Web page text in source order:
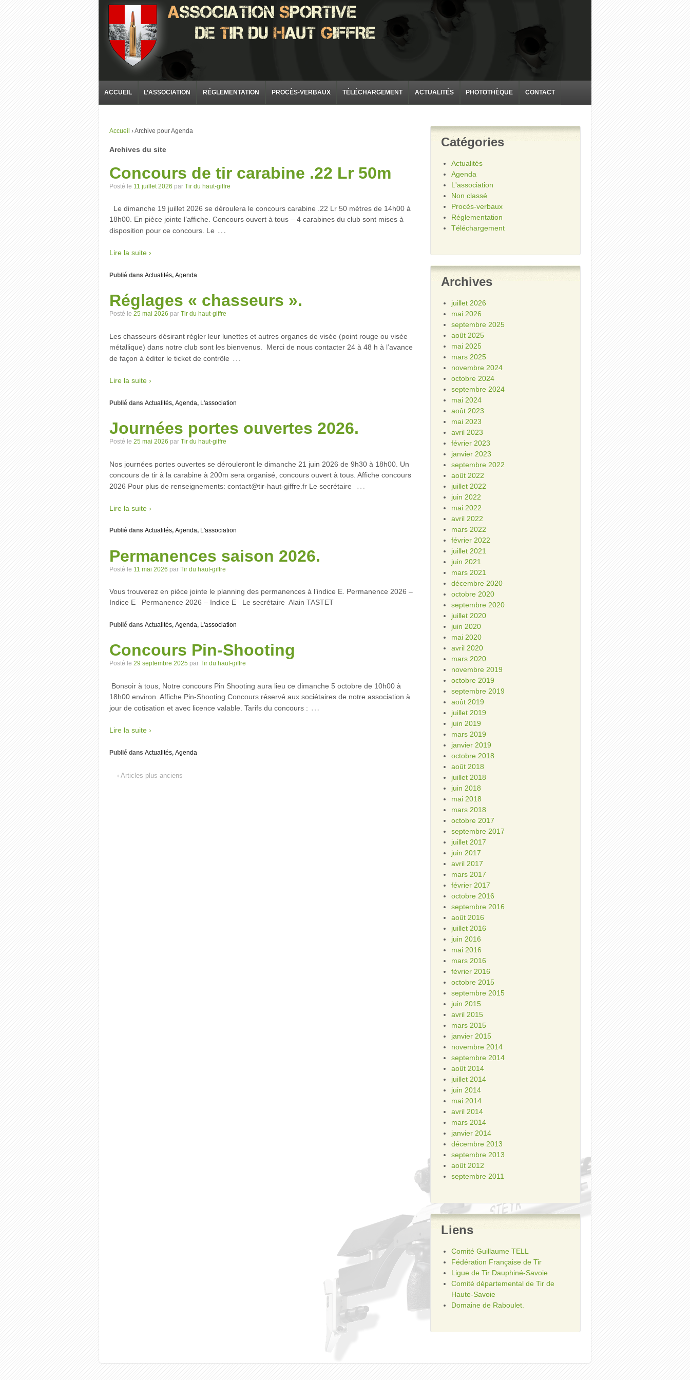
ACCUEIL L’ASSOCIATION RÉGLEMENTATION PROCÈS-VERBAUX TÉLÉCHARGEMENT ACTUALITÉS PHOTOTHÈQUE CONTACT
Accueil ›Archive pour Agenda
Archives du site
Concours de tir carabine .22 Lr 50m
Posté le 11 juillet 2026 par Tir du haut-giffre
Le dimanche 19 juillet 2026 se déroulera le concours carabine .22 Lr 50 mètres de 14h00 à
18h00. En pièce jointe l’affiche. Concours ouvert à tous – 4 carabines du club sont mises à
disposition pour ce concours. Le …
Lire la suite ›
Publié dans Actualités, Agenda
Réglages « chasseurs ».
Posté le 25 mai 2026 par Tir du haut-giffre
Les chasseurs désirant régler leur lunettes et autres organes de visée (point rouge ou visée
métallique) dans notre club sont les bienvenus. Merci de nous contacter 24 à 48 h à l’avance
de façon à éditer le ticket de contrôle …
Lire la suite ›
Publié dans Actualités, Agenda, L'association
Journées portes ouvertes 2026.
Posté le 25 mai 2026 par Tir du haut-giffre
Nos journées portes ouvertes se dérouleront le dimanche 21 juin 2026 de 9h30 à 18h00. Un
concours de tir à la carabine à 200m sera organisé, concours ouvert à tous. Affiche concours
2026 Pour plus de renseignements: contact@tir-haut-giffre.fr Le secrétaire
…
Lire la suite ›
Publié dans Actualités, Agenda, L'association
Permanences saison 2026.
Posté le 11 mai 2026 par Tir du haut-giffre
Vous trouverez en pièce jointe le planning des permanences à l’indice E. Permanence 2026 –
Indice E Permanence 2026 – Indice E Le secrétaire Alain TASTET
Publié dans Actualités, Agenda, L'association
Concours Pin-Shooting
Posté le 29 septembre 2025 par Tir du haut-giffre
⁨⁩ ⁨Bonsoir à tous, Notre concours Pin Shooting aura lieu ce dimanche 5 octobre de 10h00 à
18h00 environ. Affiche Pin-Shooting Concours réservé aux sociétaires de notre association à
jour de cotisation et avec licence valable. Tarifs du concours : …
Lire la suite ›
Publié dans Actualités, Agenda
‹ Articles plus anciens
Catégories
Actualités
Agenda
L'association
Non classé
Procès-verbaux
Réglementation
Téléchargement
Archives
juillet 2026
mai 2026
septembre 2025
août 2025
mai 2025
mars 2025
novembre 2024
octobre 2024
septembre 2024
mai 2024
août 2023
mai 2023
avril 2023
février 2023
janvier 2023
septembre 2022
août 2022
juillet 2022
juin 2022
mai 2022
avril 2022
mars 2022
février 2022
juillet 2021
juin 2021
mars 2021
décembre 2020
octobre 2020
septembre 2020
juillet 2020
juin 2020
mai 2020
avril 2020
mars 2020
novembre 2019
octobre 2019
septembre 2019
août 2019
juillet 2019
juin 2019
mars 2019
janvier 2019
octobre 2018
août 2018
juillet 2018
juin 2018
mai 2018
mars 2018
octobre 2017
septembre 2017
juillet 2017
juin 2017
avril 2017
mars 2017
février 2017
octobre 2016
septembre 2016
août 2016
juillet 2016
juin 2016
mai 2016
mars 2016
février 2016
octobre 2015
septembre 2015
juin 2015
avril 2015
mars 2015
janvier 2015
novembre 2014
septembre 2014
août 2014
juillet 2014
juin 2014
mai 2014
avril 2014
mars 2014
janvier 2014
décembre 2013
septembre 2013
août 2012
septembre 2011
Liens
Comité Guillaume TELL
Fédération Française de Tir
Ligue de Tir Dauphiné-Savoie
Comité départemental de Tir de
Haute-Savoie
Domaine de Raboulet.